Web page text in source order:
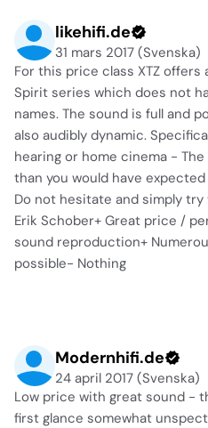
likehifi.de
31 mars 2017 (Svenska)
For this price class XTZ offers
Spirit series which does not
names. The sound is full and
also audibly dynamic.
hearing or home cinema - The
than you would have
Do not hesitate and simply
Erik Schober+ Great price /
sound reproduction+
possible- Nothing
Modernhifi.de
24 april 2017 (Svenska)
Low price with great sound -
first glance somewhat